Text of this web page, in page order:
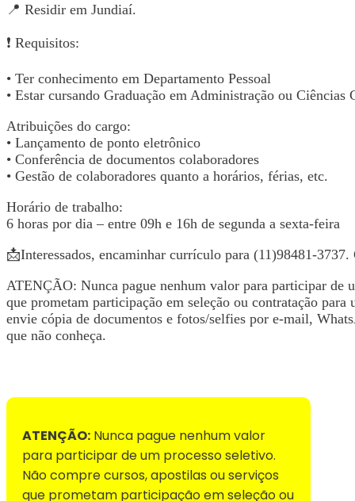
📍 Residir em Jundiaí.
❗ Requisitos:
• Ter conhecimento em Departamento Pessoal
• Estar cursando Graduação em Administração ou Ciências
Atribuições do cargo:
• Lançamento de ponto eletrônico
• Conferência de documentos colaboradores
• Gestão de colaboradores quanto a horários, férias, etc.
Horário de trabalho:
6 horas por dia – entre 09h e 16h de segunda a sexta-feira
📩Interessados, encaminhar currículo para (11)98481-
ATENÇÃO: Nunca pague nenhum valor para participar de
que prometam participação em seleção ou contratação
envie cópia de documentos e fotos/selfies por e-mail,
que não conheça.
ATENÇÃO: Nunca pague nenhum valor
para participar de um processo seletivo.
Não compre cursos, apostilas ou serviços
que prometam participação em seleção ou